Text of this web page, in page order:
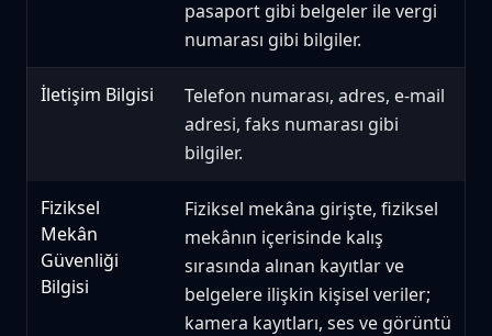
pasaport gibi belgeler ile vergi
numarası gibi bilgiler.
İletişim Bilgisi
Telefon numarası, adres, e-mail
adresi, faks numarası gibi
bilgiler.
Fiziksel
Mekân
Güvenliği
Bilgisi
Fiziksel mekâna girişte, fiziksel
mekânın içerisinde kalış
sırasında alınan kayıtlar ve
belgelere ilişkin kişisel veriler;
kamera kayıtları, ses ve görüntü